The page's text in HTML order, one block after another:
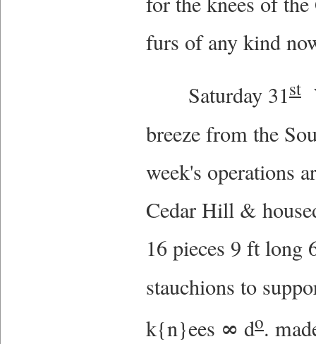
furs of any kind
Saturday 31st
breeze from the
week's operations
Cedar Hill &
16 pieces 9 ft long
stauchions to
k{n}ees ∞ do.